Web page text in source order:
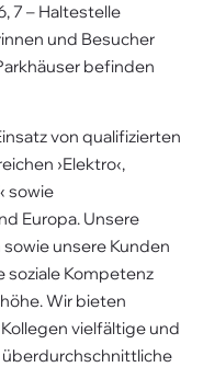
7 – Haltestelle
und Besucher
befinden
von qualifizierten
›Elektro‹,
sowie
Europa. Unsere
unsere Kunden
soziale Kompetenz
Wir bieten
vielfältige und